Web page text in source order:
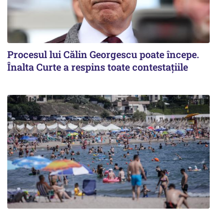
Procesul lui Călin Georgescu poate începe.
Înalta Curte a respins toate contestațiile